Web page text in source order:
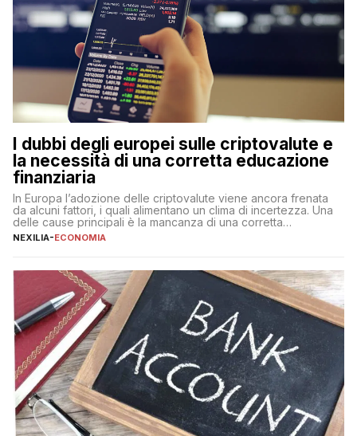
I dubbi degli europei sulle criptovalute e
la necessità di una corretta educazione
finanziaria
In Europa l’adozione delle criptovalute viene ancora frenata
da alcuni fattori, i quali alimentano un clima di incertezza. Una
delle cause principali è la mancanza di una corretta
educazione finanziaria, che impedisce ad una larga parte della
sulle criptovalute: […]
NEXILIA-ECONOMIA